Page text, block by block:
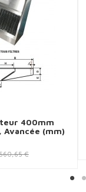
400mm
(mm)
€